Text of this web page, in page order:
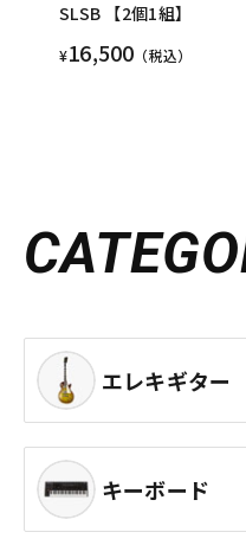
SLSB 【2個1組】
¥16,500 （税込）
エレキギター
キーボード